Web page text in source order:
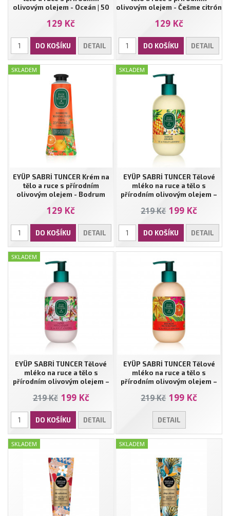
olivovým olejem - Oceán | 50
129 Kč
DO KOŠÍKU DETAIL
olivovým olejem - Češme citrón
129 Kč
DO KOŠÍKU DETAIL
EYÜP SABRİ TUNCER Krém na
tělo a ruce s přírodním
olivovým olejem - Bodrum
129 Kč
DO KOŠÍKU DETAIL
SKLADEM
EYÜP SABRİ TUNCER Tělové
mléko na ruce a tělo s
přírodním olivovým olejem –
219 Kč 199 Kč
DO KOŠÍKU DETAIL
SKLADEM
EYÜP SABRİ TUNCER Tělové
mléko na ruce a tělo s
přírodním olivovým olejem –
219 Kč 199 Kč
DO KOŠÍKU DETAIL
SKLADEM
EYÜP SABRİ TUNCER Tělové
mléko na ruce a tělo s
přírodním olivovým olejem –
219 Kč 199 Kč
DETAIL
SKLADEM SKLADEM